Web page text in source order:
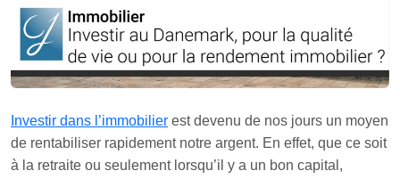
Investir dans l’immobilier est devenu de nos jours un moyen
de rentabiliser rapidement notre argent. En effet, que ce soit
à la retraite ou seulement lorsqu’il y a un bon capital,